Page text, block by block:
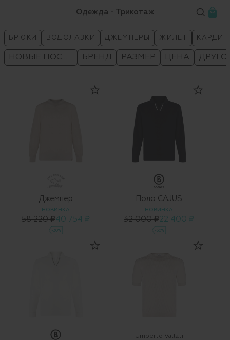
Одежда - Трикотаж
БРЮКИ ВОДОЛАЗКИ ДЖЕМПЕРЫ ЖИЛЕТ
НОВЫЕ ПОСТУПЛЕНИЯ БРЕНД РАЗМЕР ЦЕНА
Джемпер
НОВИНКА
58 220 ₽40 754 ₽
-30%
Поло CAJUS
НОВИНКА
32 000 ₽22 400 ₽
-30%
Umberto Vallati